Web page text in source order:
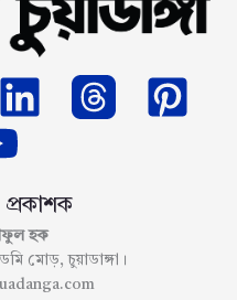
হক
মোড়, চুয়াডাঙ্গা।